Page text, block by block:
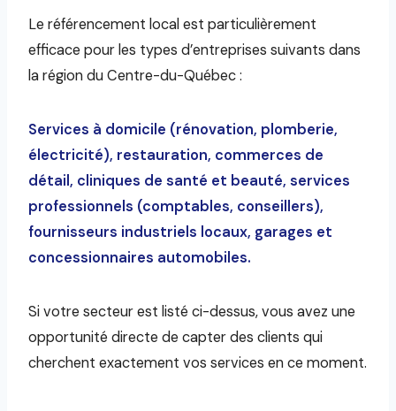
Le référencement local est particulièrement
efficace pour les types d’entreprises suivants dans
la région du Centre-du-Québec :
Services à domicile (rénovation, plomberie,
électricité), restauration, commerces de
détail, cliniques de santé et beauté, services
professionnels (comptables, conseillers),
fournisseurs industriels locaux, garages et
concessionnaires automobiles.
Si votre secteur est listé ci-dessus, vous avez une
opportunité directe de capter des clients qui
cherchent exactement vos services en ce moment.